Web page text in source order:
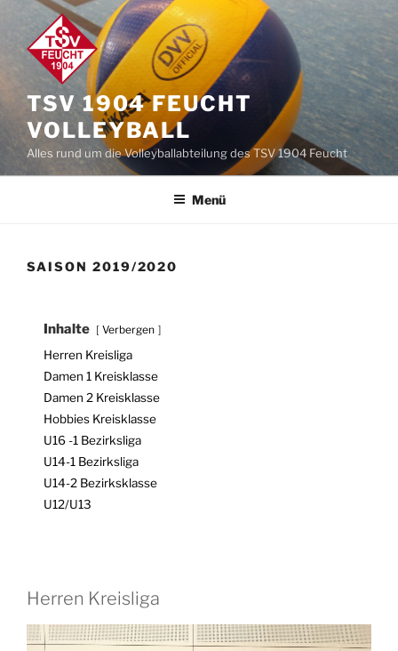
Inhalt
springen
TSV 1904 FEUCHT
VOLLEYBALL
Alles rund um die Volleyballabteilung des TSV 1904 Feucht
Menü
SAISON 2019/2020
Inhalte Verbergen
Herren Kreisliga
Damen 1 Kreisklasse
Damen 2 Kreisklasse
Hobbies Kreisklasse
U16 -1 Bezirksliga
U14-1 Bezirksliga
U14-2 Bezirksklasse
U12/U13
Herren Kreisliga